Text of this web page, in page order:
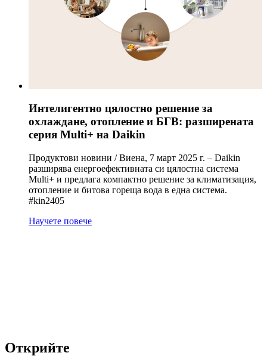
Интелигентно цялостно решение за
охлаждане, отопление и БГВ: разширената
серия Multi+ на Daikin
Продуктови новини / Виена, 7 март 2025 г. – Daikin
разширява енергоефективната си цялостна система
Multi+ и предлага компактно решение за климатизация,
отопление и битова гореща вода в една система.
#kin2405
Научете повече
Открийте